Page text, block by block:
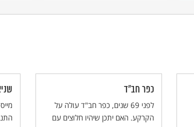
כפר חב"ד
לפני 69 שנים, כפר חב"ד עולה על
הקרקע. האם יתכן שיהיו חלוצים עם